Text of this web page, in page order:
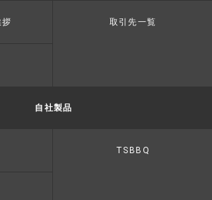
取引先一覧
自社製品
TSBBQ